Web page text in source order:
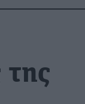
της